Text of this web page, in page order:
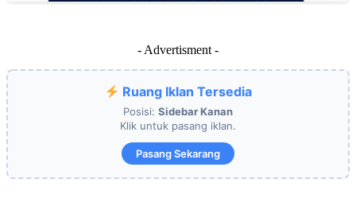
- Advertisment -
Ruang Iklan Tersedia
Posisi: Sidebar Kanan
Klik untuk pasang iklan.
Pasang Sekarang